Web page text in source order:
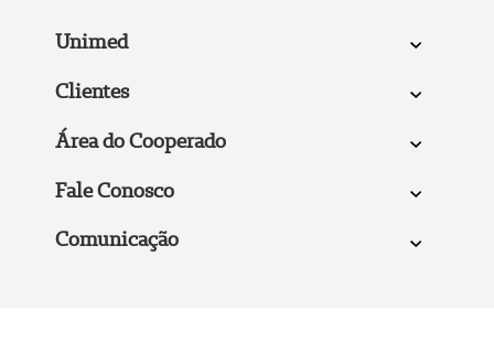
Unimed
Clientes
Área do Cooperado
Fale Conosco
Comunicação